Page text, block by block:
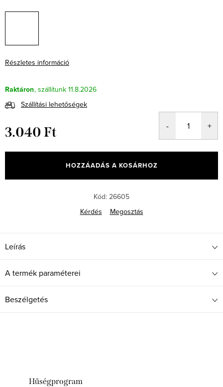
Részletes információ
Raktáron
11.8.2026
Szállítási lehetőségek
3.040 Ft
HOZZÁADÁS A KOSÁRHOZ
Kód: 26605
Kérdés
Megosztás
Leírás
A termék paraméterei
Beszélgetés
Hűségprogram